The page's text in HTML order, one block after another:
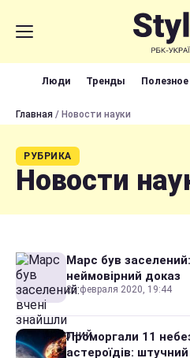
Люди Тренды Полезное
Главная / Новости науки
РУБРИКА
Новости
Марс був
неймовірний доказ
25 февраля 2020, 19:44
Проморгали 11
астероїдів: